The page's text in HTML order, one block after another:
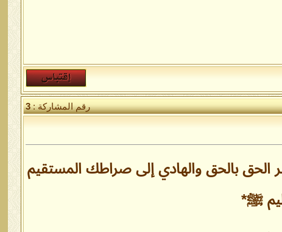
رقم المشاركة :3
الحق بالحق والهادي إلى صراطك المستقيم
ﷺ*